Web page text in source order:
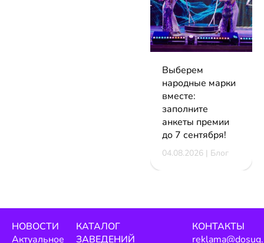
Выберем
народные марки
вместе:
заполните
анкеты премии
до 7 сентября!
04.08.2026 | Блог
НОВОСТИ
Актуальное
КАТАЛОГ
ЗАВЕДЕНИЙ
КОНТАКТЫ